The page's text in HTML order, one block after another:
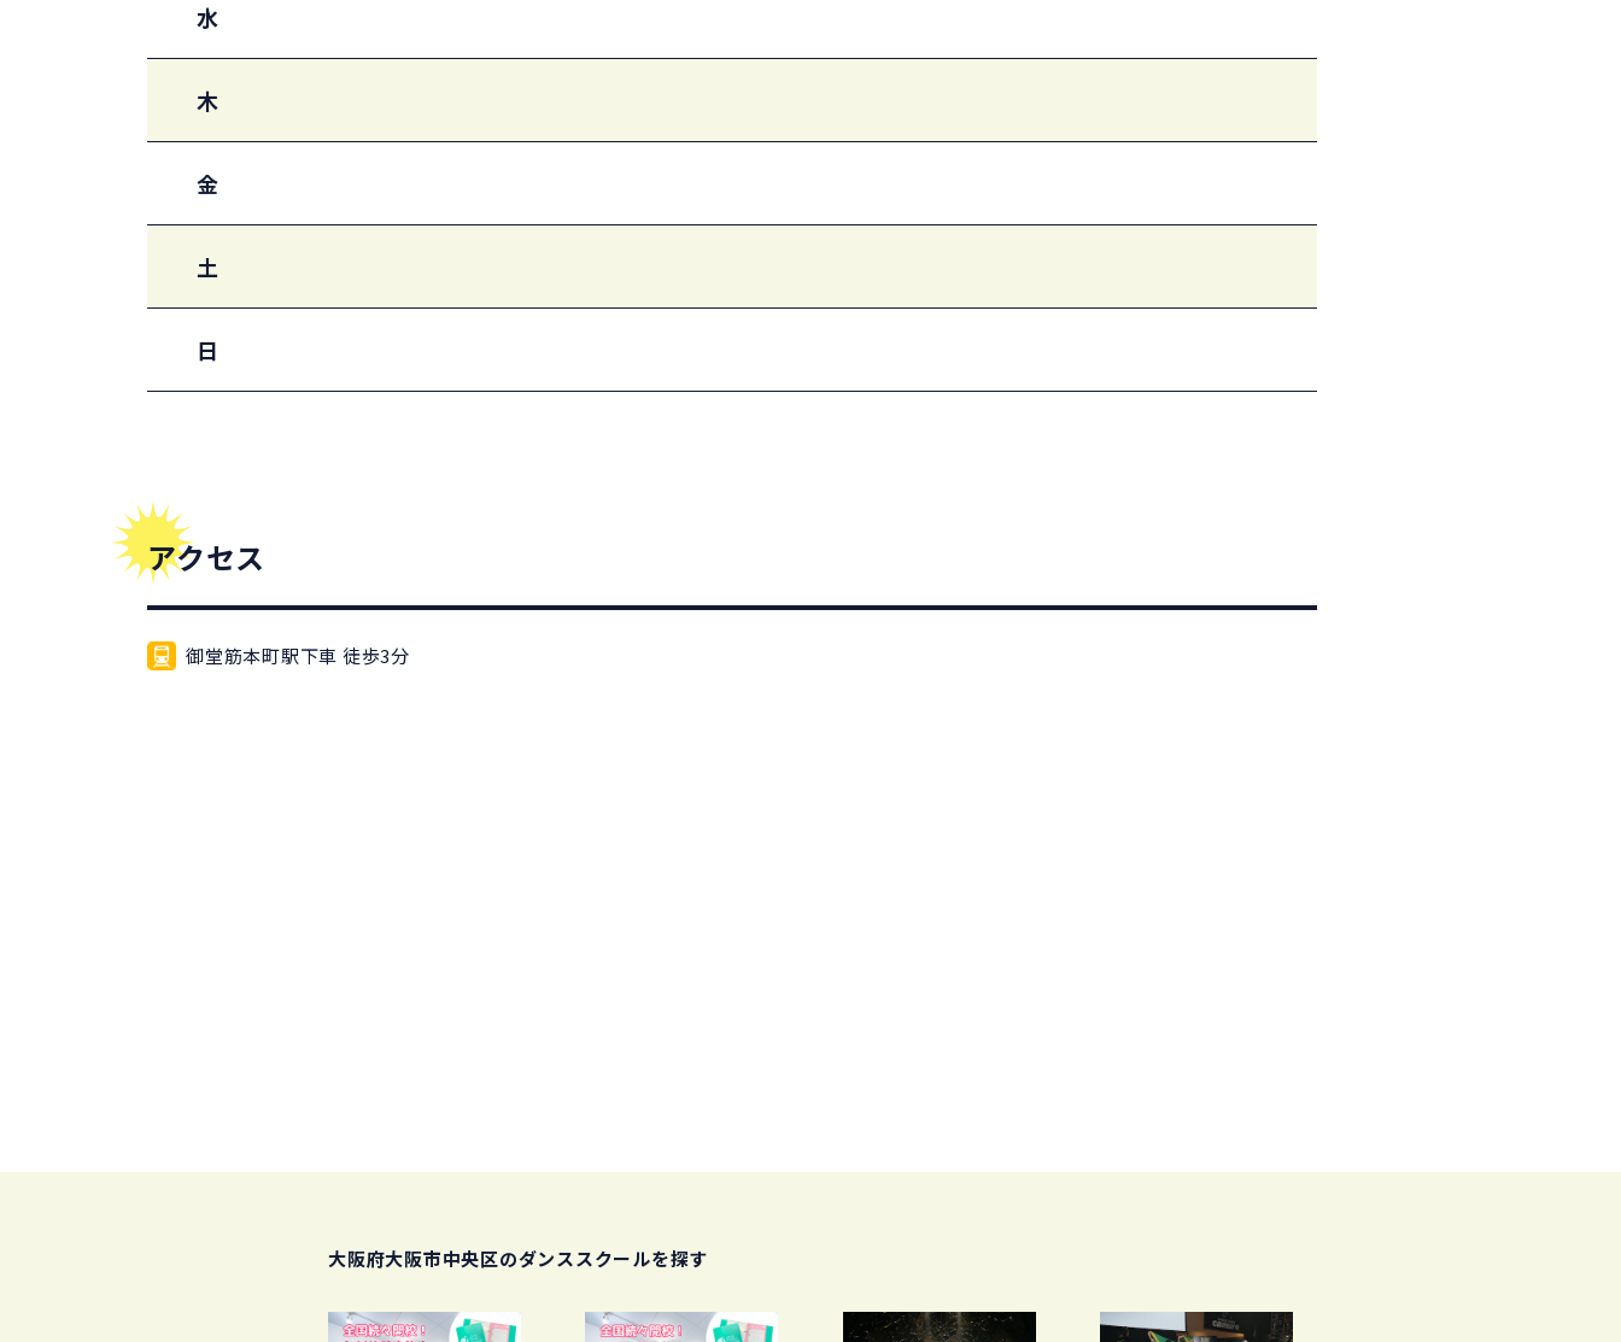
水
木
金
土
日
アクセス
御堂筋本町駅下車 徒歩3分
大阪府大阪市中央区のダンススクールを探す